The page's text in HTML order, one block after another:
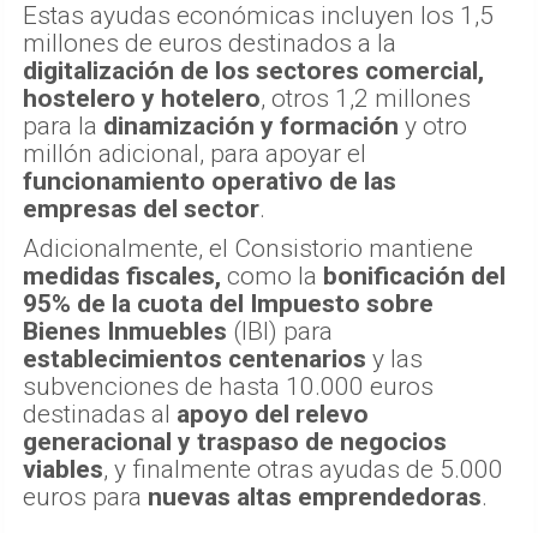
Estas ayudas económicas incluyen los 1,5
millones de euros destinados a la
digitalización de los sectores comercial,
hostelero y hotelero, otros 1,2 millones
para la dinamización y formación y otro
millón adicional, para apoyar el
funcionamiento operativo de las
empresas del sector.
Adicionalmente, el Consistorio mantiene
medidas fiscales, como la bonificación del
95% de la cuota del Impuesto sobre
Bienes Inmuebles (IBI) para
establecimientos centenarios y las
subvenciones de hasta 10.000 euros
destinadas al apoyo del relevo
generacional y traspaso de negocios
viables, y finalmente otras ayudas de 5.000
euros para nuevas altas emprendedoras.